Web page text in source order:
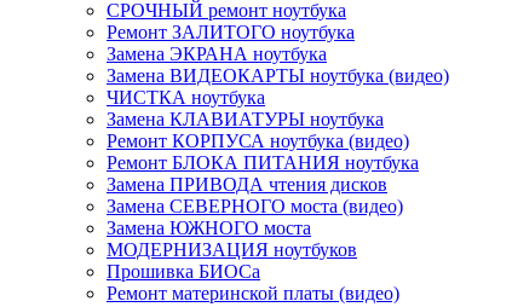
СРОЧНЫЙ ремонт ноутбука
Ремонт ЗАЛИТОГО ноутбука
Замена ЭКРАНА ноутбука
Замена ВИДЕОКАРТЫ ноутбука (видео)
ЧИСТКА ноутбука
Замена КЛАВИАТУРЫ ноутбука
Ремонт КОРПУСА ноутбука (видео)
Ремонт БЛОКА ПИТАНИЯ ноутбука
Замена ПРИВОДА чтения дисков
Замена СЕВЕРНОГО моста (видео)
Замена ЮЖНОГО моста
МОДЕРНИЗАЦИЯ ноутбуков
Прошивка БИОСа
Ремонт материнской платы (видео)